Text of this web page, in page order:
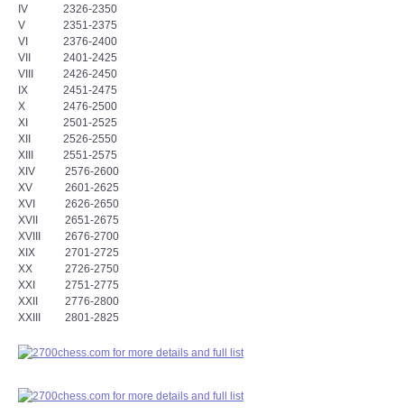
IV 2326-2350
V 2351-2375
VI 2376-2400
VII 2401-2425
VIII 2426-2450
IX 2451-2475
X 2476-2500
XI 2501-2525
XII 2526-2550
XIII 2551-2575
XIV 2576-2600
XV 2601-2625
XVI 2626-2650
XVII 2651-2675
XVIII 2676-2700
XIX 2701-2725
XX 2726-2750
XXI 2751-2775
XXII 2776-2800
XXIII 2801-2825